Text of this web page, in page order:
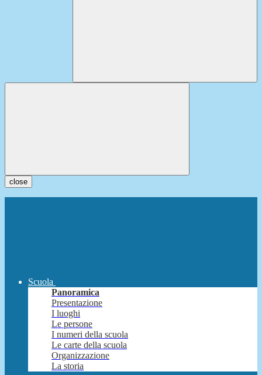
close
Scuola
Panoramica
Presentazione
I luoghi
Le persone
I numeri della scuola
Le carte della scuola
Organizzazione
La storia